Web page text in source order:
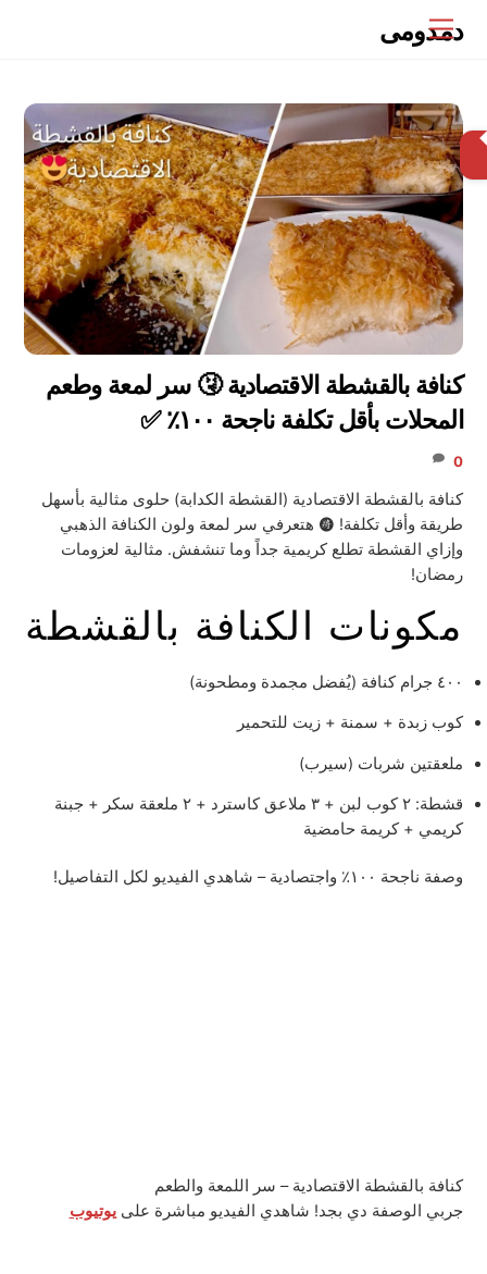
Menu
دمدومى
كنافة بالقشطة الاقتصادية 🤧 سر لمعة وطعم
المحلات بأقل تكلفة ناجحة ١٠٠٪ ✅
0
كنافة بالقشطة الاقتصادية (القشطة الكدابة) حلوى مثالية بأسهل
طريقة وأقل تكلفة! 🩧 هتعرفي سر لمعة ولون الكنافة الذهبي
وإزاي القشطة تطلع كريمية جداً وما تنشفش. مثالية لعزومات
رمضان!
مكونات الكنافة بالقشطة
٤٠٠ جرام كنافة (يُفضل مجمدة ومطحونة)
كوب زبدة + سمنة + زيت للتحمير
ملعقتين شربات (سيرب)
قشطة: ٢ كوب لبن + ٣ ملاعق كاسترد + ٢ ملعقة سكر + جبنة
كريمي + كريمة حامضية
وصفة ناجحة ١٠٠٪ واجتصادية – شاهدي الفيديو لكل التفاصيل!
كنافة بالقشطة الاقتصادية – سر اللمعة والطعم
جربي الوصفة دي بجد! شاهدي الفيديو مباشرة علىيوتيوب